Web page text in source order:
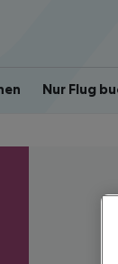
Nur Flug